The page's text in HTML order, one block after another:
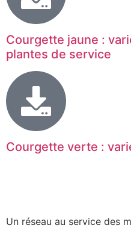
Courgette jaune :
plantes de service
Courgette verte :
Un réseau au service des